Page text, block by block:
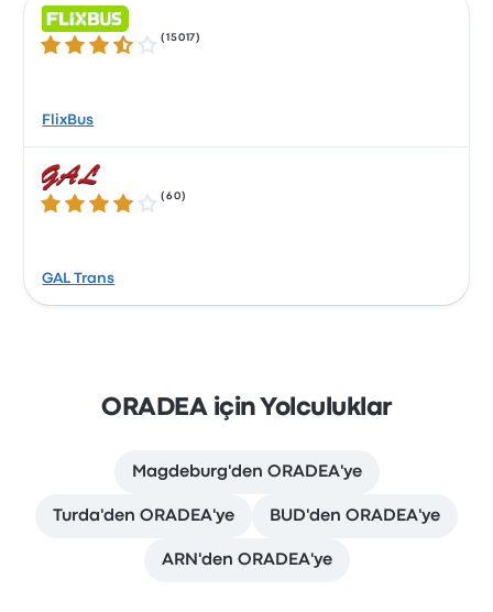
3.5 üzerinden 5 yıldız
(15017 )
FlixBus
4.0 üzerinden 5 yıldız
(60 )
GAL Trans
ORADEA için Yolculuklar
Magdeburg'den ORADEA'ye
Turda'den ORADEA'ye BUD'den ORADEA'ye
ARN'den ORADEA'ye